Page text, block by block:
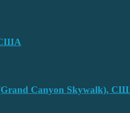
США
Canyon Skywalk),